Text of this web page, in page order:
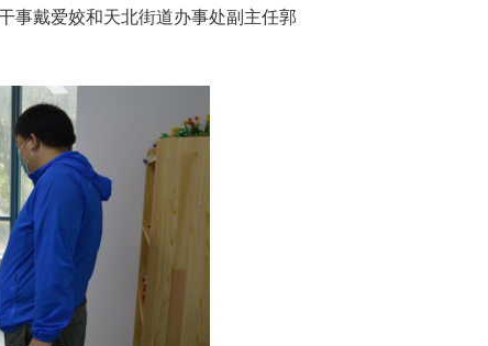
事戴爱姣和天北街道办事处副主任郭